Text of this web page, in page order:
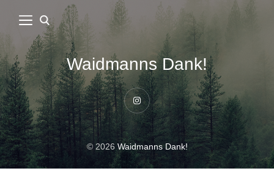
Waidmanns Dank!
Instagram
© 2026Waidmanns Dank!